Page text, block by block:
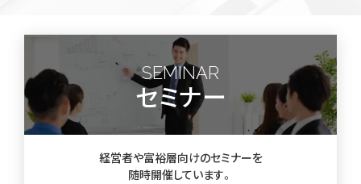
SEMINAR
セミナー
経営者や富裕層向けのセミナーを
随時開催しています。